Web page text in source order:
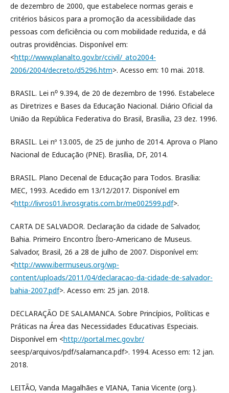
de dezembro de 2000, que estabelece normas gerais e
critérios básicos para a promoção da acessibilidade das
pessoas com deficiência ou com mobilidade reduzida, e dá
outras providências. Disponível em:
<http://www.planalto.gov.br/ccivil/_ato2004-
2006/2004/decreto/d5296.htm>. Acesso em: 10 mai. 2018.
BRASIL. Lei n⁰ 9.394, de 20 de dezembro de 1996. Estabelece
as Diretrizes e Bases da Educação Nacional. Diário Oficial da
União da República Federativa do Brasil, Brasília, 23 dez. 1996.
BRASIL. Lei nº 13.005, de 25 de junho de 2014. Aprova o Plano
Nacional de Educação (PNE). Brasília, DF, 2014.
BRASIL. Plano Decenal de Educação para Todos. Brasília:
MEC, 1993. Acedido em 13/12/2017. Disponível em
<http://livros01.livrosgratis.com.br/me002599.pdf>.
CARTA DE SALVADOR. Declaração da cidade de Salvador,
Bahia. Primeiro Encontro Íbero-Americano de Museus.
Salvador, Brasil, 26 a 28 de julho de 2007. Disponível em:
<http://www.ibermuseus.org/wp-
content/uploads/2011/04/declaracao-da-cidade-de-salvador-
bahia-2007.pdf>. Acesso em: 25 jan. 2018.
DECLARAÇÃO DE SALAMANCA. Sobre Princípios, Políticas e
Práticas na Área das Necessidades Educativas Especiais.
Disponível em <http://portal.mec.gov.br/
seesp/arquivos/pdf/salamanca.pdf>. 1994. Acesso em: 12 jan.
2018.
LEITÃO, Vanda Magalhães e VIANA, Tania Vicente (org.).